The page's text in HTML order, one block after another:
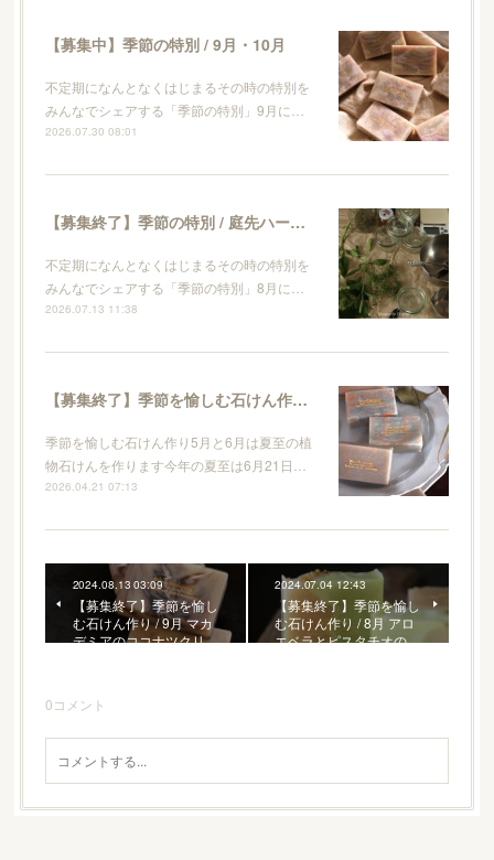
【募集中】季節の特別 / 9月・10月
不定期になんとなくはじまるその時の特別を
みんなでシェアする「季節の特別」9月に…
2026.07.30 08:01
【募集終了】季節の特別 / 庭先ハーブとレモンのキッチンソープ作り
不定期になんとなくはじまるその時の特別を
みんなでシェアする「季節の特別」8月に…
2026.07.13 11:38
【募集終了】季節を愉しむ石けん作り / 5月夏至の植物石けん
季節を愉しむ石けん作り5月と6月は夏至の植
物石けんを作ります今年の夏至は6月21日…
2026.04.21 07:13
2024.08.13 03:09
【募集終了】季節を愉し
む石けん作り / 9月 マカ
デミアのココナツクリ…
2024.07.04 12:43
【募集終了】季節を愉し
む石けん作り / 8月 アロ
エベラとピスタチオの…
0コメント